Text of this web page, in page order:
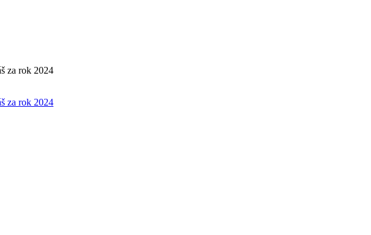
za rok 2024
za rok 2024